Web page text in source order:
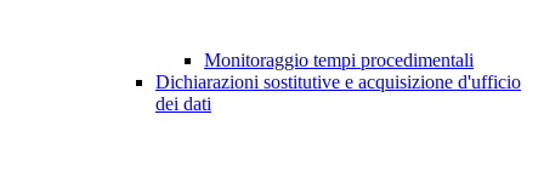
Monitoraggio tempi procedimentali
Dichiarazioni sostitutive e acquisizione d'ufficio
dei dati